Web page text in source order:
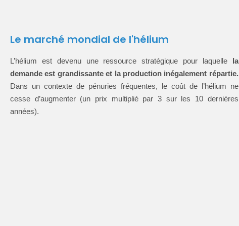
Le marché mondial de l'hélium
L’hélium est devenu une ressource stratégique pour laquelle la
demande est grandissante et la production inégalement répartie.
Dans un contexte de pénuries fréquentes, le coût de l’hélium ne
cesse d’augmenter (un prix multiplié par 3 sur les 10 dernières
années).